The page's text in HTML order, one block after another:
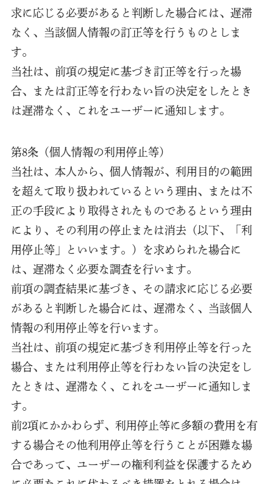
求に応じる必要があると判断した場合には、遅滞
なく、当該個人情報の訂正等を行うものとしま
す。
当社は、前項の規定に基づき訂正等を行った場
合、または訂正等を行わない旨の決定をしたとき
は遅滞なく、これをユーザーに通知します。
第8条（個人情報の利用停止等）
当社は、本人から、個人情報が、利用目的の範囲
を超えて取り扱われているという理由、または不
正の手段により取得されたものであるという理由
により、その利用の停止または消去（以下、「利
用停止等」といいます。）を求められた場合に
は、遅滞なく必要な調査を行います。
前項の調査結果に基づき、その請求に応じる必要
があると判断した場合には、遅滞なく、当該個人
情報の利用停止等を行います。
当社は、前項の規定に基づき利用停止等を行った
場合、または利用停止等を行わない旨の決定をし
たときは、遅滞なく、これをユーザーに通知しま
す。
前2項にかかわらず、利用停止等に多額の費用を有
する場合その他利用停止等を行うことが困難な場
合であって、ユーザーの権利利益を保護するため